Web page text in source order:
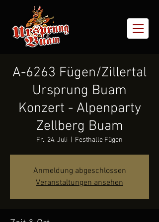
A-6263 Fügen/Zillertal
Ursprung Buam
Konzert - Alpenparty
Zellberg Buam
Fr., 24. Juli Festhalle Fügen
Anmeldung abgeschlossen
Veranstaltungen ansehen